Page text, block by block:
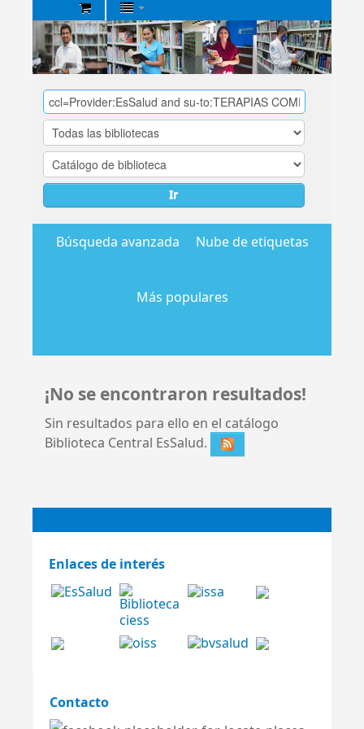
Biblioteca
Central
EsSalud
Ir
Búsqueda avanzada Nube de etiquetas
Más populares
¡No se encontraron resultados!
Sin resultados para ello en el catálogo
Biblioteca Central EsSalud.
Enlaces de interés
Contacto